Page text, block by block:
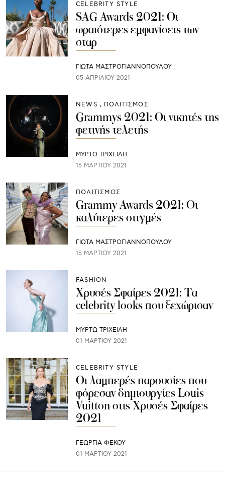
CELEBRITY STYLE
SAG Awards 2021: Οι
ωραιότερες εμφανίσεις των
σταρ
ΓΙΩΤΑ ΜΑΣΤΡΟΓΙΑΝΝΟΠΟΥΛΟΥ
05 ΑΠΡΙΛΊΟΥ 2021
NEWS ΠΟΛΙΤΙΣΜΟΣ
Grammys 2021: Οι νικητές της
φετινής τελετής
ΜΥΡΤΩ ΤΡΙΧΕΙΛΗ
15 ΜΑΡΤΊΟΥ 2021
ΠΟΛΙΤΙΣΜΟΣ
Grammy Awards 2021: Οι
καλύτερες στιγμές
ΓΙΩΤΑ ΜΑΣΤΡΟΓΙΑΝΝΟΠΟΥΛΟΥ
15 ΜΑΡΤΊΟΥ 2021
FASHION
Χρυσές Σφαίρες 2021: Τα
celebrity looks που ξεχώρισαν
ΜΥΡΤΩ ΤΡΙΧΕΙΛΗ
01 ΜΑΡΤΊΟΥ 2021
CELEBRITY STYLE
Oι λαμπερές παρουσίες που
φόρεσαν δημιουργίες Louis
Vuitton στις Χρυσές Σφαίρες
2021
ΓΕΩΡΓΙΑ ΦΕΚΟΥ
01 ΜΑΡΤΊΟΥ 2021